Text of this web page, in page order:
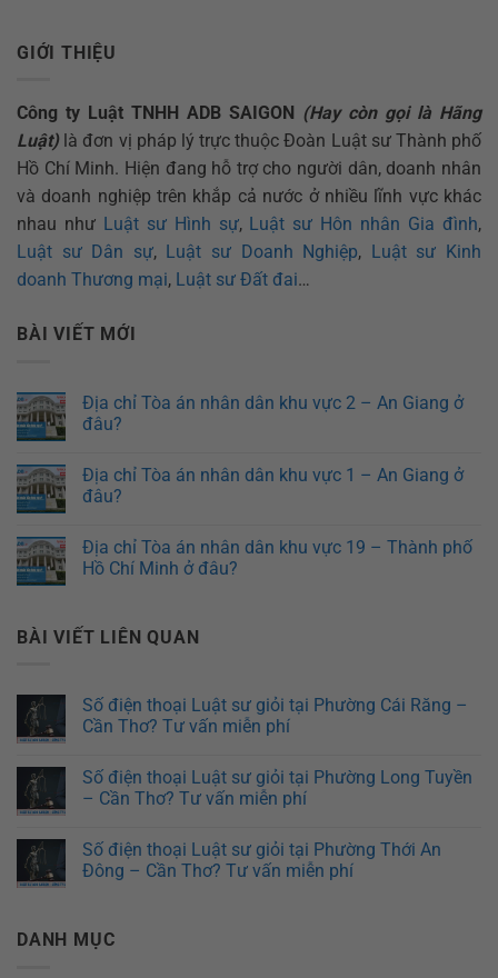
GIỚI THIỆU
Công ty Luật TNHH ADB SAIGON (Hay còn gọi là Hãng
Luật) là đơn vị pháp lý trực thuộc Đoàn Luật sư Thành phố
Hồ Chí Minh. Hiện đang hỗ trợ cho người dân, doanh nhân
và doanh nghiệp trên khắp cả nước ở nhiều lĩnh vực khác
nhau như Luật sư Hình sự, Luật sư Hôn nhân Gia đình,
Luật sư Dân sự, Luật sư Doanh Nghiệp, Luật sư Kinh
doanh Thương mại, Luật sư Đất đai…
BÀI VIẾT MỚI
Địa chỉ Tòa án nhân dân khu vực 2 – An Giang ở
đâu?
Địa chỉ Tòa án nhân dân khu vực 1 – An Giang ở
đâu?
Địa chỉ Tòa án nhân dân khu vực 19 – Thành phố
Hồ Chí Minh ở đâu?
BÀI VIẾT LIÊN QUAN
Số điện thoại Luật sư giỏi tại Phường Cái Răng –
Cần Thơ? Tư vấn miễn phí
Số điện thoại Luật sư giỏi tại Phường Long Tuyền
– Cần Thơ? Tư vấn miễn phí
Số điện thoại Luật sư giỏi tại Phường Thới An
Đông – Cần Thơ? Tư vấn miễn phí
DANH MỤC